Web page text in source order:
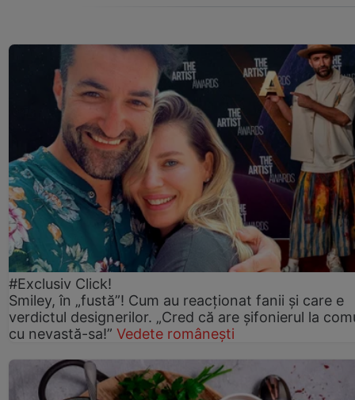
#Exclusiv Click!
Smiley, în „fustă”! Cum au reacționat fanii și care e
verdictul designerilor. „Cred că are șifonierul la
cu nevastă-sa!” Vedete românești